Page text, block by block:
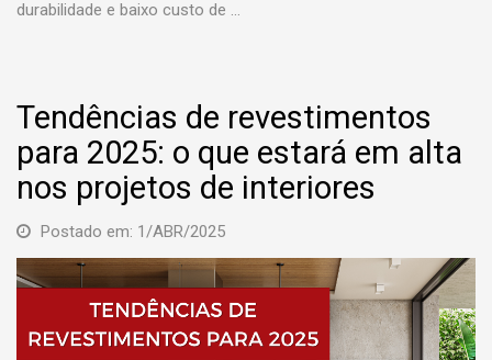
durabilidade e baixo custo de …
Tendências de revestimentos
para 2025: o que estará em alta
nos projetos de interiores
Postado em: 1/ABR/2025